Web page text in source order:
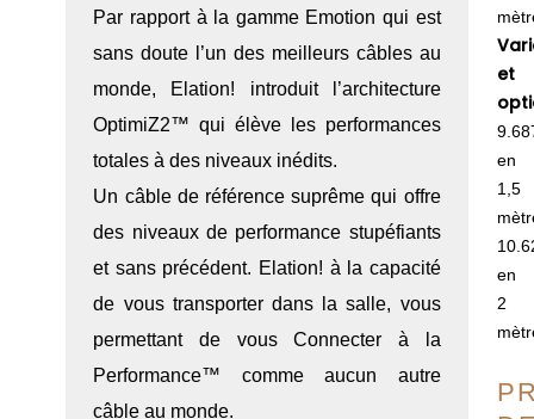
Par rapport à la gamme Emotion qui est
sans doute l’un des meilleurs câbles au
monde, Elation! introduit l’architecture
OptimiZ2™ qui élève les performances
totales à des niveaux inédits.
Un câble de référence suprême qui offre
des niveaux de performance stupéfiants
et sans précédent. Elation! à la capacité
de vous transporter dans la salle, vous
permettant de vous Connecter à la
Performance™ comme aucun autre
câble au monde.
et
en
1,5
en
2